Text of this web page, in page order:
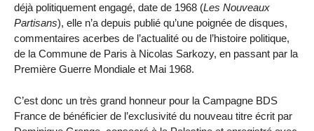
déjà politiquement engagé, date de 1968 (Les Nouveaux
Partisans), elle n’a depuis publié qu’une poignée de disques,
commentaires acerbes de l’actualité ou de l’histoire politique,
de la Commune de Paris à Nicolas Sarkozy, en passant par la
Première Guerre Mondiale et Mai 1968.
C’est donc un très grand honneur pour la Campagne BDS
France de bénéficier de l’exclusivité du nouveau titre écrit par